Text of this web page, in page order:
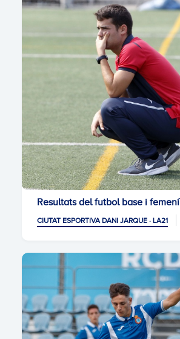
Resultats del futbol base i femení
CIUTAT ESPORTIVA DANI JARQUE · LA21